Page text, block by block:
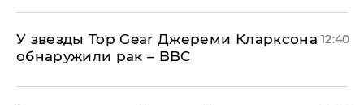
У звезды Top Gear Джереми Кларксона
обнаружили рак – BBC
12:40